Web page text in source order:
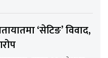
‘सेटिङ’ विवाद,